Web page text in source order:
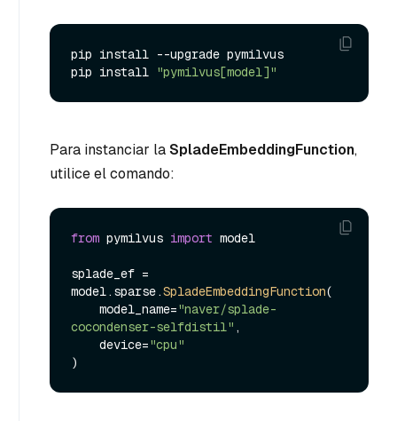
pip install --upgrade pymilvus
pip install "pymilvus[model]"
Para instanciar laSpladeEmbeddingFunction,
utilice el comando:
from pymilvus import model
splade_ef =
model. sparse.SpladeEmbeddingFunction(
    model_name=
"naver/splade-
cocondenser-selfdistil" ,
    device=
"cpu"